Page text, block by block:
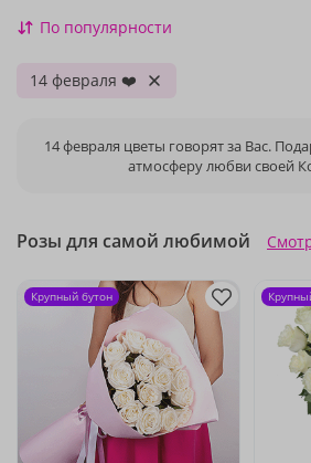
По популярности
14 февраля ❤️
14 февраля цветы говорят за Вас.
атмосферу любви своей
Розы для самой любимой
Крупный бутон